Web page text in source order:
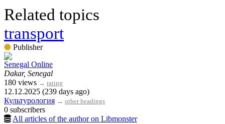
Related topics
transport
Publisher
Senegal Online
Dakar, Senegal
180 views → rating
12.12.2025 (239 days ago)
Культурология → other headings
0 subscribers
All articles of the author on Libmonster